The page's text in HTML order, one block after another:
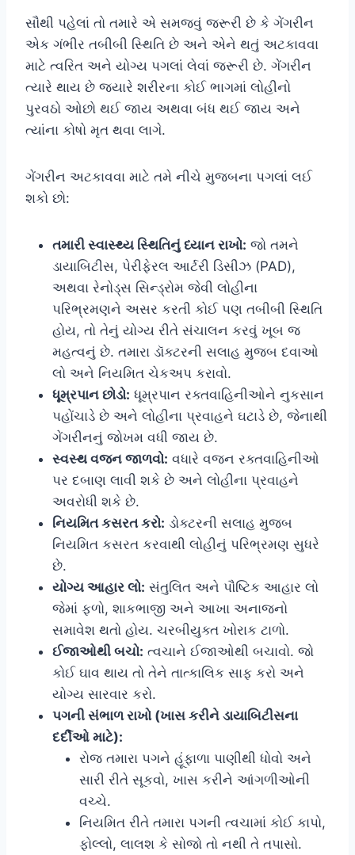
સૌથી પહેલાં તો તમારે એ સમજવું જરૂરી છે કે ગેંગરીન
એક ગંભીર તબીબી સ્થિતિ છે અને એને થતું અટકાવવા
માટે ત્વરિત અને યોગ્ય પગલાં લેવાં જરૂરી છે. ગેંગરીન
ત્યારે થાય છે જ્યારે શરીરના કોઈ ભાગમાં લોહીનો
પુરવઠો ઓછો થઈ જાય અથવા બંધ થઈ જાય અને
ત્યાંના કોષો મૃત થવા લાગે.
ગેંગરીન અટકાવવા માટે તમે નીચે મુજબના પગલાં લઈ
શકો છો:
તમારી સ્વાસ્થ્ય સ્થિતિનું ધ્યાન રાખો: જો તમને
ડાયાબિટીસ, પેરીફેરલ આર્ટરી ડિસીઝ (PAD),
અથવા રેનોડ્સ સિન્ડ્રોમ જેવી લોહીના
પરિભ્રમણને અસર કરતી કોઈ પણ તબીબી સ્થિતિ
હોય, તો તેનું યોગ્ય રીતે સંચાલન કરવું ખૂબ જ
મહત્વનું છે. તમારા ડૉક્ટરની સલાહ મુજબ દવાઓ
લો અને નિયમિત ચેકઅપ કરાવો.
ધૂમ્રપાન છોડો: ધૂમ્રપાન રક્તવાહિનીઓને નુકસાન
પહોંચાડે છે અને લોહીના પ્રવાહને ઘટાડે છે, જેનાથી
ગેંગરીનનું જોખમ વધી જાય છે.
સ્વસ્થ વજન જાળવો: વધારે વજન રક્તવાહિનીઓ
પર દબાણ લાવી શકે છે અને લોહીના પ્રવાહને
અવરોધી શકે છે.
નિયમિત કસરત કરો: ડોક્ટરની સલાહ મુજબ
નિયમિત કસરત કરવાથી લોહીનું પરિભ્રમણ સુધરે
છે.
યોગ્ય આહાર લો: સંતુલિત અને પૌષ્ટિક આહાર લો
જેમાં ફળો, શાકભાજી અને આખા અનાજનો
સમાવેશ થતો હોય. ચરબીયુક્ત ખોરાક ટાળો.
ઈજાઓથી બચો: ત્વચાને ઈજાઓથી બચાવો. જો
કોઈ ઘાવ થાય તો તેને તાત્કાલિક સાફ કરો અને
યોગ્ય સારવાર કરો.
પગની સંભાળ રાખો (ખાસ કરીને ડાયાબિટીસના
દર્દીઓ માટે):
રોજ તમારા પગને હૂંફાળા પાણીથી ધોવો અને
સારી રીતે સૂકવો, ખાસ કરીને આંગળીઓની
વચ્ચે.
નિયમિત રીતે તમારા પગની ત્વચામાં કોઈ કાપો,
ફોલ્લો, લાલશ કે સોજો તો નથી તે તપાસો.